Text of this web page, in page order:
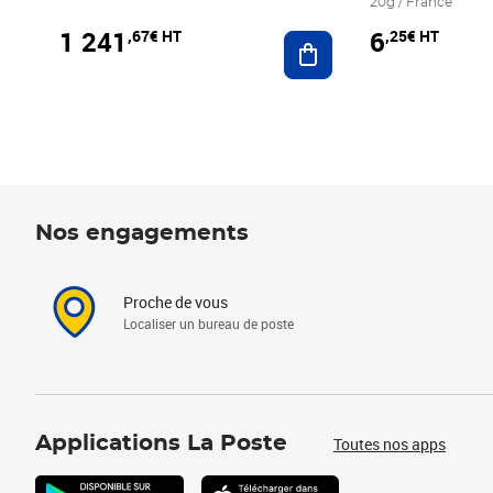
1 241 ,67€ HT Ajouter au panier
6,25€ HT
Nos engagements
Proche de vous
Localiser un bureau de poste
Applications La Poste Toutes nos apps